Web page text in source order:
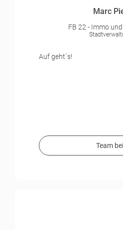
Marc
FB 22 - Immo
Auf geht´s!
Team